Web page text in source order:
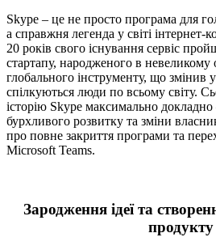
Skype – це не просто програма для
а справжня легенда у світі інтернет-
20 років свого існування сервіс
стартапу, народженого в невеликому
глобального інструменту, що змінив
спілкуються люди по всьому світу.
історію Skype максимально докладно
бурхливого розвитку та зміни
про повне закриття програми та
Microsoft Teams.
Зародження ідеї та
продукту